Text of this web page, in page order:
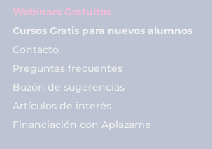
Webinars Gratuitos
Cursos Gratis para nuevos alumnos
Contacto
Preguntas frecuentes
Buzón de sugerencias
Artículos de interés
Financiación con Aplazame